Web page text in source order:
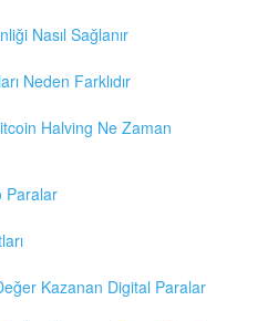
Nasıl Sağlanır
Neden Farklıdır
Halving Ne Zaman
Paralar
Kazanan Digital Paralar